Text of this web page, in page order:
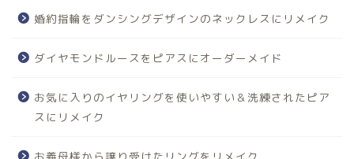
婚約指輪をダンシングデザインのネックレスにリメイク
ダイヤモンドルースをピアスにオーダーメイド
お気に入りのイヤリングを使いやすい＆洗練されたピア
スにリメイク